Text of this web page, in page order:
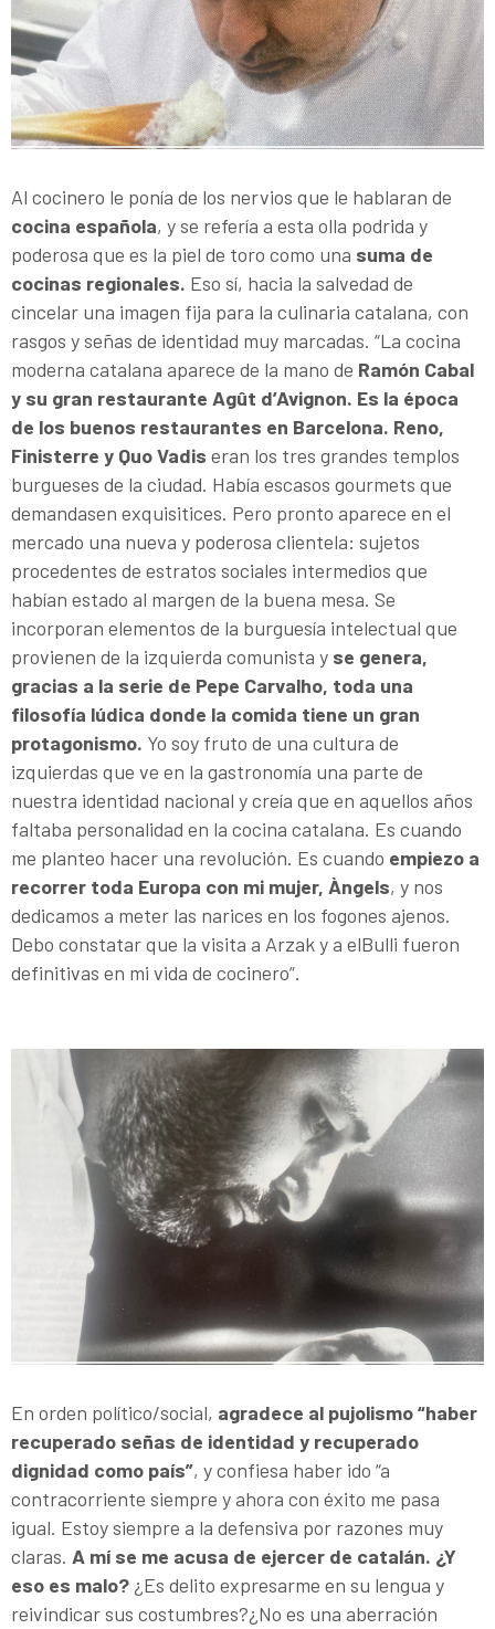
Al cocinero le ponía de los nervios que le hablaran de
cocina española, y se refería a esta olla podrida y
poderosa que es la piel de toro como una suma de
cocinas regionales. Eso sí, hacia la salvedad de
cincelar una imagen fija para la culinaria catalana, con
rasgos y señas de identidad muy marcadas. “La cocina
moderna catalana aparece de la mano de Ramón Cabal
y su gran restaurante Agût d’Avignon. Es la época
de los buenos restaurantes en Barcelona. Reno,
Finisterre y Quo Vadis eran los tres grandes templos
burgueses de la ciudad. Había escasos gourmets que
demandasen exquisitices. Pero pronto aparece en el
mercado una nueva y poderosa clientela: sujetos
procedentes de estratos sociales intermedios que
habían estado al margen de la buena mesa. Se
incorporan elementos de la burguesía intelectual que
provienen de la izquierda comunista y se genera,
gracias a la serie de Pepe Carvalho, toda una
filosofía lúdica donde la comida tiene un gran
protagonismo. Yo soy fruto de una cultura de
izquierdas que ve en la gastronomía una parte de
nuestra identidad nacional y creía que en aquellos años
faltaba personalidad en la cocina catalana. Es cuando
me planteo hacer una revolución. Es cuando empiezo a
recorrer toda Europa con mi mujer, Àngels, y nos
dedicamos a meter las narices en los fogones ajenos.
Debo constatar que la visita a Arzak y a elBulli fueron
definitivas en mi vida de cocinero”.
En orden político/social, agradece al pujolismo “haber
recuperado señas de identidad y recuperado
dignidad como país”, y confiesa haber ido “a
contracorriente siempre y ahora con éxito me pasa
igual. Estoy siempre a la defensiva por razones muy
claras. A mí se me acusa de ejercer de catalán. ¿Y
eso es malo? ¿Es delito expresarme en su lengua y
reivindicar sus costumbres?¿No es una aberración